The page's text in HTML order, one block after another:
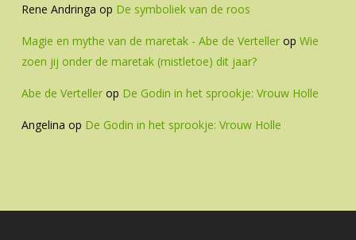
Rene Andringa op De symboliek van de roos
Magie en mythe van de maretak - Abe de Vertellerop Wie
zoen jij onder de maretak (mistletoe) dit jaar?
Abe de Vertellerop De Godin in het sprookje: Vrouw Holle
Angelina op De Godin in het sprookje: Vrouw Holle